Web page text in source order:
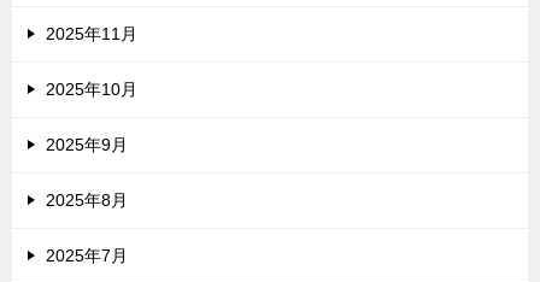
2025年11月
2025年10月
2025年9月
2025年8月
2025年7月